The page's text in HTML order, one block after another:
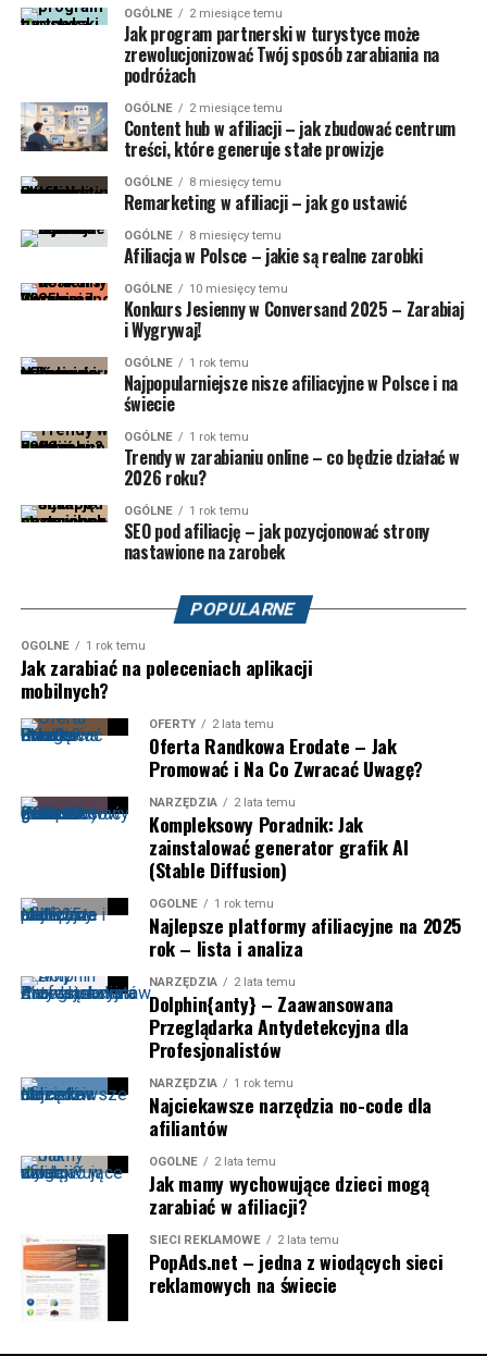
OGÓLNE 2 miesiące temu
Jak program partnerski w turystyce może
zrewolucjonizować Twój sposób zarabiania na
podróżach
OGÓLNE 2 miesiące temu
Content hub w afiliacji – jak zbudować centrum
treści, które generuje stałe prowizje
OGÓLNE 8 miesięcy temu
Remarketing w afiliacji – jak go ustawić
OGÓLNE 8 miesięcy temu
Afiliacja w Polsce – jakie są realne zarobki
OGÓLNE 10 miesięcy temu
Konkurs Jesienny w Conversand 2025 – Zarabiaj
i Wygrywaj!
OGÓLNE 1 rok temu
Najpopularniejsze nisze afiliacyjne w Polsce i na
świecie
OGÓLNE 1 rok temu
Trendy w zarabianiu online – co będzie działać w
2026 roku?
OGÓLNE 1 rok temu
SEO pod afiliację – jak pozycjonować strony
nastawione na zarobek
POPULARNE
OGÓLNE 1 rok temu
Jak zarabiać na poleceniach aplikacji
mobilnych?
OFERTY 2 lata temu
Oferta Randkowa Erodate – Jak
Promować i Na Co Zwracać Uwagę?
NARZĘDZIA 2 lata temu
Kompleksowy Poradnik: Jak
zainstalować generator grafik AI
(Stable Diffusion)
OGÓLNE 1 rok temu
Najlepsze platformy afiliacyjne na 2025
rok – lista i analiza
NARZĘDZIA 2 lata temu
Dolphin{anty} – Zaawansowana
Przeglądarka Antydetekcyjna dla
Profesjonalistów
NARZĘDZIA 1 rok temu
Najciekawsze narzędzia no-code dla
afiliantów
OGÓLNE 2 lata temu
Jak mamy wychowujące dzieci mogą
zarabiać w afiliacji?
SIECI REKLAMOWE 2 lata temu
PopAds.net – jedna z wiodących sieci
reklamowych na świecie